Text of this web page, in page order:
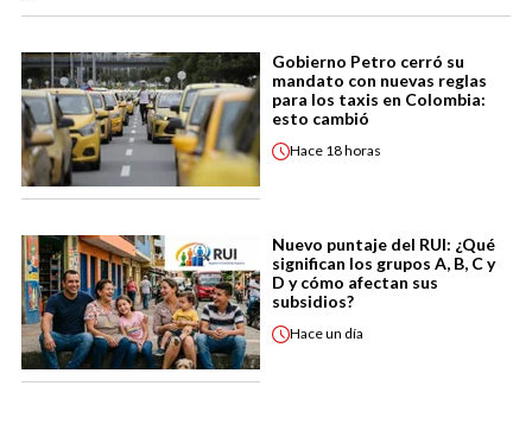
Gobierno Petro cerró su
mandato con nuevas reglas
para los taxis en Colombia:
esto cambió
Hace 18 horas
Nuevo puntaje del RUI: ¿Qué
significan los grupos A, B, C y
D y cómo afectan sus
subsidios?
Haceun día